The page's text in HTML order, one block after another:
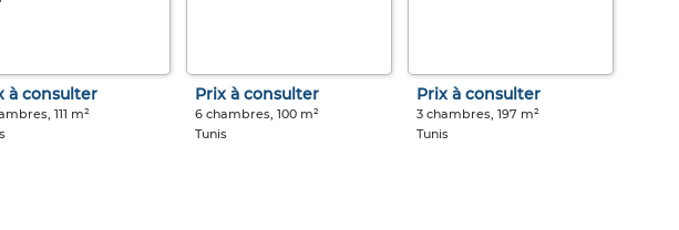
à consulter
111 m²
Prix à consulter
6 chambres, 100 m²
Tunis
Prix à consulter
3 chambres, 197 m²
Tunis